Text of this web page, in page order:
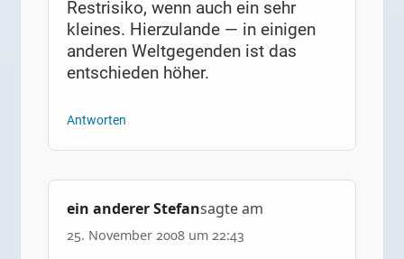
Restrisiko, wenn auch ein sehr
kleines. Hierzulande — in einigen
anderen Weltgegenden ist das
entschieden höher.
Antworten
ein anderer Stefansagte am
25. November 2008 um 22:43